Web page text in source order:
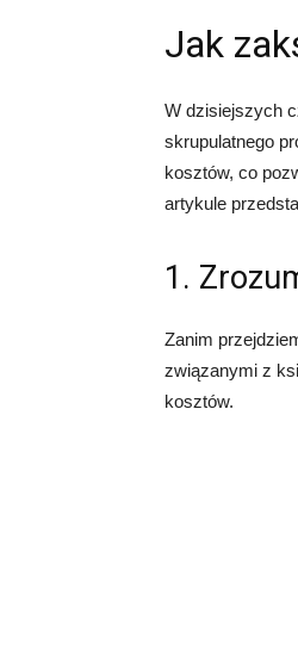
Jak
W dzisiejszych
skrupulatnego
kosztów, co
artykule
1.
Zanim
związanymi z
kosztów.